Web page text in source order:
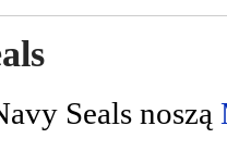
Seals noszą